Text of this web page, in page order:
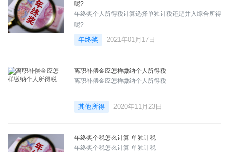
呢?
年终奖个人所得税计算选择单独计税还是并入综合所得
呢?
年终奖 2021年01月17日
离职补偿金应怎样缴纳个人所得税
离职补偿金应怎样缴纳个人所得税
其他所得 2020年11月23日
年终奖个税怎么计算-单独计税
年终奖个税怎么计算-单独计税